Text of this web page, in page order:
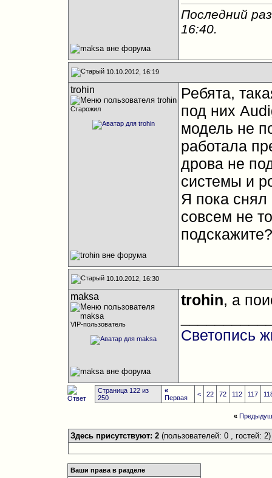
Последний
16:40.
10.10.2012, 16:19
trohin
Старожил
Ребята,
под них
модель не
работала
дрова не
системы и
Я пока снял
совсем не
подскажите?
10.10.2012, 16:30
maksa
VIP-пользователь
trohin, а
Светопись
Страница 122 из
250
«
Первая
< 22 72 112 117
«
Здесь присутствуют: 2 (пользователей: 0 , гостей: 2)
Ваши права в разделе